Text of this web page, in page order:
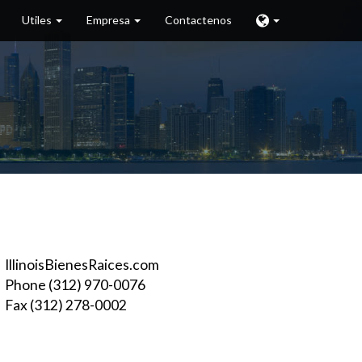
Utiles Empresa Contactenos
IllinoisBienesRaices.com
Phone (312) 970-0076
Fax (312) 278-0002